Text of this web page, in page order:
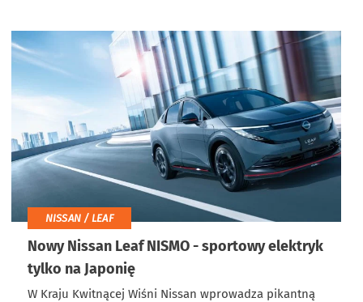
NISSAN / LEAF
Nowy Nissan Leaf NISMO - sportowy elektryk
tylko na Japonię
W Kraju Kwitnącej Wiśni Nissan wprowadza pikantną